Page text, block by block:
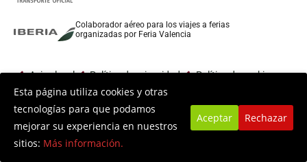
Colaborador aéreo para los viajes a ferias
organizadas por Feria Valencia
Aviso legal Política de privacidad Política de cookies
Esta página utiliza cookies y otras
tecnologías para que podamos
mejorar su experiencia en nuestros
sitios: Más información.
Aceptar Rechazar